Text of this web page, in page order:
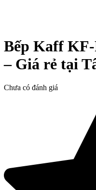
Bếp Kaff
– Giá rẻ tại
Chưa có đánh giá